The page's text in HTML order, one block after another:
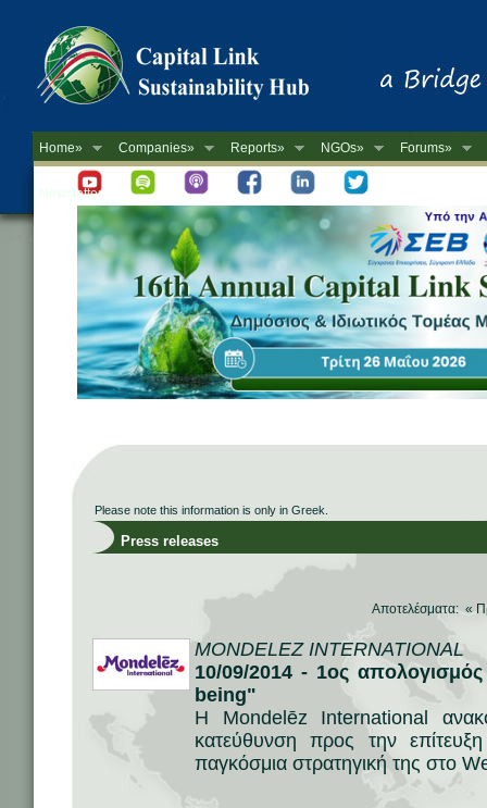
Home» Companies» Reports» NGOs» Forums»
Newsletter
Please note this information is only in Greek.
Press releases
Αποτελέσματα: «
MONDELEZ INTERNATIONAL
10/09/2014 - 1ος
being"
Η Mondelēz International
κατεύθυνση προς την
παγκόσμια στρατηγική της στο